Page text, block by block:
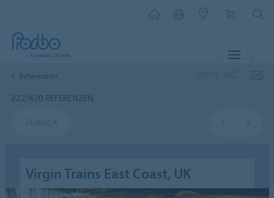
Referenzen
222/420 REFERENZEN
Virgin Trains East Coast, UK